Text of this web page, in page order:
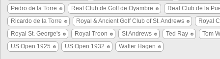
Pedro de la Torre
Real Club de Golf de Oyambre
Real Club de la
Ricardo de la Torre
Royal & Ancient Golf Club of St. Andrews
Royal
Royal St. George's
Royal Troon St Andrews Ted Ray
Tom
US Open 1925
US Open 1932 Walter Hagen